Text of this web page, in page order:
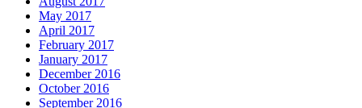
May 2017
April 2017
February 2017
January 2017
December 2016
October 2016
September 2016